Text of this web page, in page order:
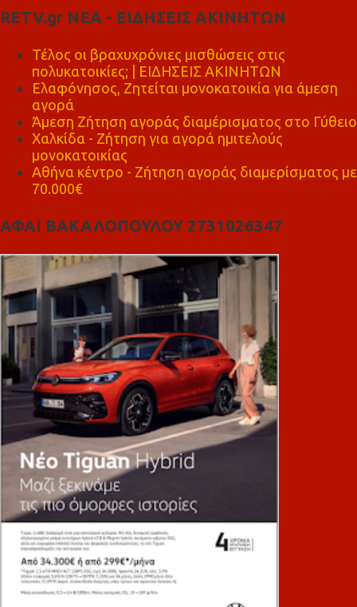
RETV.gr ΝΕΑ - ΕΙΔΗΣΕΙΣ ΑΚΙΝΗΤΩΝ
Τέλος οι βραχυχρόνιες μισθώσεις στις
πολυκατοικίες; | ΕΙΔΗΣΕΙΣ ΑΚΙΝΗΤΩΝ
Ελαφόνησος, Ζητείται μονοκατοικία για άμεση
αγορά
Άμεση Ζήτηση αγοράς διαμέρισματος στο Γύθειο
Χαλκίδα - Ζήτηση για αγορά ημιτελούς
μονοκατοικίας
Αθήνα κέντρο - Ζήτηση αγοράς διαμερίσματος με
70.000€
ΑΦΑΙ ΒΑΚΑΛΟΠΟΥΛΟΥ 2731026347